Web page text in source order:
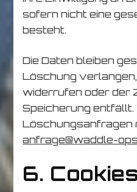
sofern nicht eine
besteht.
Die Daten bleiben
Löschung
widerrufen oder der
Speicherung entfällt.
Löschungsanfragen
anfrage@waddle-
6. Cookies